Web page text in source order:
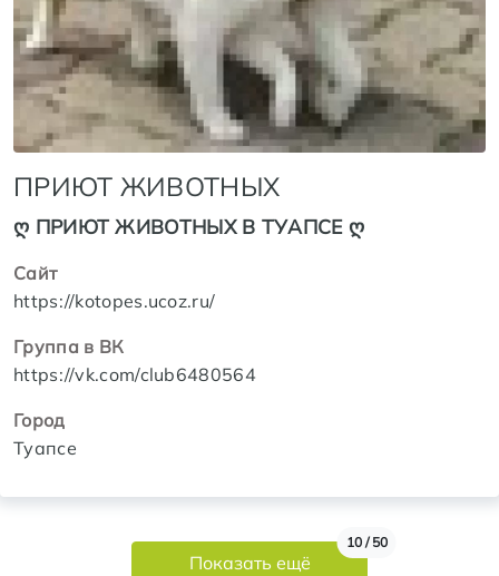
ПРИЮТ ЖИВОТНЫХ
ღ ПРИЮТ ЖИВОТНЫХ В ТУАПСЕ ღ
Сайт
https://kotopes.ucoz.ru/
Группа в ВК
https://vk.com/club6480564
Город
Туапсе
Показать ещё
10 / 50